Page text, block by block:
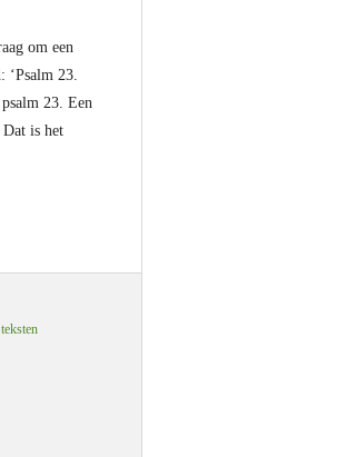
om een
‘Psalm 23.
23. Een
Dat is het